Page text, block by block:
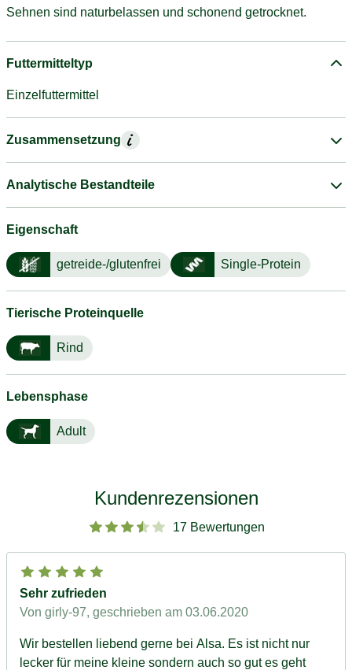
Sehnen sind naturbelassen und schonend getrocknet.
Futtermitteltyp
Einzelfuttermittel
Zusammensetzung
Analytische Bestandteile
Eigenschaft
getreide-/glutenfrei Single-Protein
Tierische Proteinquelle
Rind
Lebensphase
Adult
Kundenrezensionen
17 Bewertungen
Sehr zufrieden
Von girly-97, geschrieben am 03.06.2020
Wir bestellen liebend gerne bei Alsa. Es ist nicht nur
lecker für meine kleine sondern auch so gut es geht